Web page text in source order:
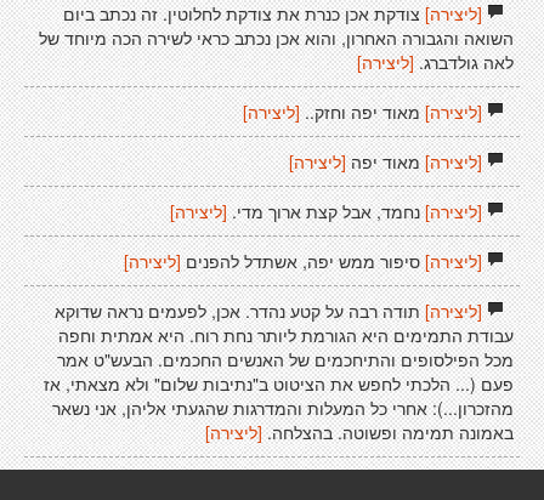
[ליצירה]צודקת אכן כנרת את צודקת לחלוטין. זה נכתב ביום
השואה והגבורה האחרון, והוא אכן נכתב כראי לשירה הכה מיוחד של
לאה גולדברג. [ליצירה]
[ליצירה]מאוד יפה וחזק..[ליצירה]
[ליצירה]מאוד יפה[ליצירה]
[ליצירה]נחמד, אבל קצת ארוך מדי. [ליצירה]
[ליצירה]סיפור ממש יפה, אשתדל להפנים [ליצירה]
[ליצירה]תודה רבה על קטע נהדר. אכן, לפעמים נראה שדוקא
עבודת התמימים היא הגורמת ליותר נחת רוח. היא אמתית וחפה
מכל הפילסופים והתיחכמים של האנשים החכמים. הבעש"ט אמר
פעם (... הלכתי לחפש את הציטוט ב"נתיבות שלום" ולא מצאתי, אז
מהזכרון...): אחרי כל המעלות והמדרגות שהגעתי אליהן, אני נשאר
באמונה תמימה ופשוטה. בהצלחה. [ליצירה]